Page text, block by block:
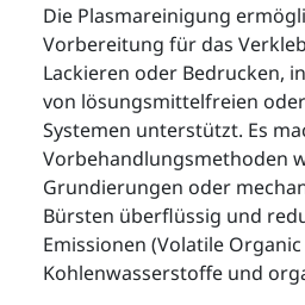
Die Plasmareinigung
Vorbereitung für das
Lackieren oder Bedrucken,
von lösungsmittelfreien
Systemen unterstützt. Es
Vorbehandlungsmethoden
Grundierungen oder
Bürsten überflüssig und
Emissionen (Volatile
Kohlenwasserstoffe und